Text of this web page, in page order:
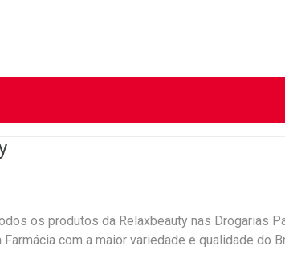
os produtos da Relaxbeauty nas Drogarias
Farmácia com a maior variedade e qualidade do